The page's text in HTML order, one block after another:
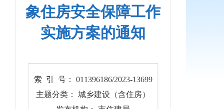
象住房安全保障工作
实施方案的通知
索 引 号： 011396186/2023-13699
主题分类： 城乡建设（含住房）